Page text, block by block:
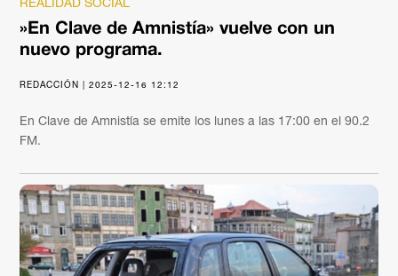
»En Clave de Amnistía» vuelve con un
nuevo programa.
REDACCIÓN | 2025-12-16 12:12
En Clave de Amnistía se emite los lunes a las 17:00 en el 90.2
FM.